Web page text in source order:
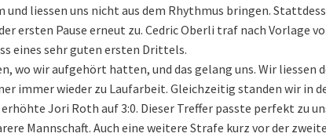
liessen uns nicht aus dem Rhythmus bringen.
ersten Pause erneut zu. Cedric Oberli traf nach Vorlage
eines sehr guten ersten Drittels.
wir aufgehört hatten, und das gelang uns. Wir liessen
immer wieder zu Laufarbeit. Gleichzeitig standen wir in
Jori Roth auf 3:0. Dieser Treffer passte perfekt zu
Mannschaft. Auch eine weitere Strafe kurz vor der